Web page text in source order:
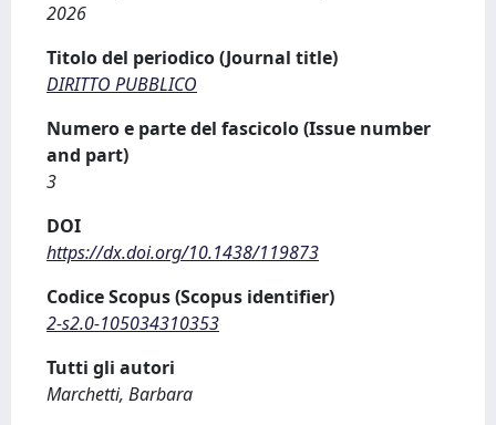
2026
Titolo del periodico (Journal title)
DIRITTO PUBBLICO
Numero e parte del fascicolo (Issue number
and part)
3
DOI
https://dx.doi.org/10.1438/119873
Codice Scopus (Scopus identifier)
2-s2.0-105034310353
Tutti gli autori
Marchetti, Barbara